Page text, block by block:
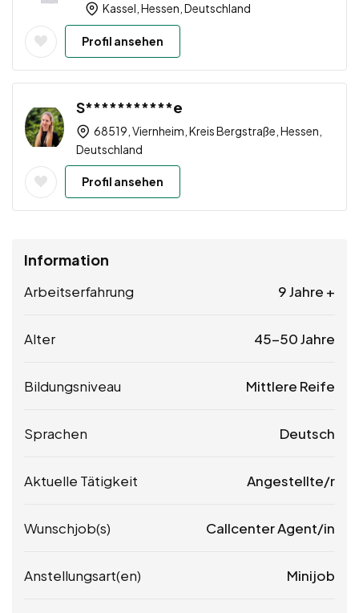
Kassel, Hessen, Deutschland
Profil ansehen
S***********e
68519, Viernheim, Kreis Bergstraße, Hessen,
Deutschland
Profil ansehen
Information
Arbeitserfahrung 9 Jahre +
Alter 45-50 Jahre
Bildungsniveau Mittlere Reife
Sprachen Deutsch
Aktuelle Tätigkeit Angestellte/r
Wunschjob(s) Callcenter Agent/in
Anstellungsart(en) Minijob